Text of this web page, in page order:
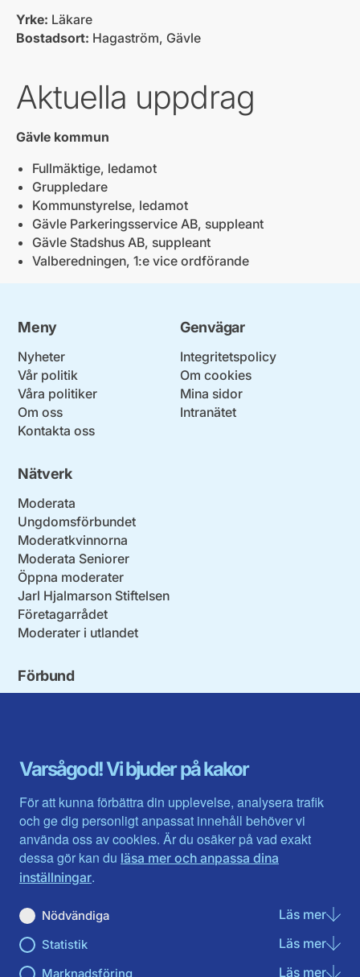
Varsågod! Vi bjuder på kakor
För att kunna förbättra din upplevelse, analysera trafik
och ge dig personligt anpassat innehåll behöver vi
använda oss av cookies. Är du osäker på vad exakt
dessa gör kan du läsa mer och anpassa dina
inställningar.
Nödvändiga Läs merom
Statistik Läs merom
Marknadsföring Läs merom
Yrke: Läkare
Bostadsort: Hagaström, Gävle
Aktuella uppdrag
Gävle kommun
Fullmäktige, ledamot
Gruppledare
Kommunstyrelse, ledamot
Gävle Parkeringsservice AB, suppleant
Gävle Stadshus AB, suppleant
Valberedningen, 1:e vice ordförande
Meny
Nyheter
Vår politik
Våra politiker
Om oss
Kontakta oss
Genvägar
Integritetspolicy
Om cookies
Mina sidor
Intranätet
Nätverk
Moderata
Ungdomsförbundet
Moderatkvinnorna
Moderata Seniorer
Öppna moderater
Jarl Hjalmarson Stiftelsen
Företagarrådet
Moderater i utlandet
Förbund
Gävleborg
Halland
Jämtlands län
Jönköpings län
Kalmar län
Kronobergs län
Norrbotten
Skåne län
Värmlands län
Västerbotten
Västra Götaland
Västernorrland
Västmanland
Örebro län
Östergötland
Du hittar oss här på sociala medier
Facebook
Instagram